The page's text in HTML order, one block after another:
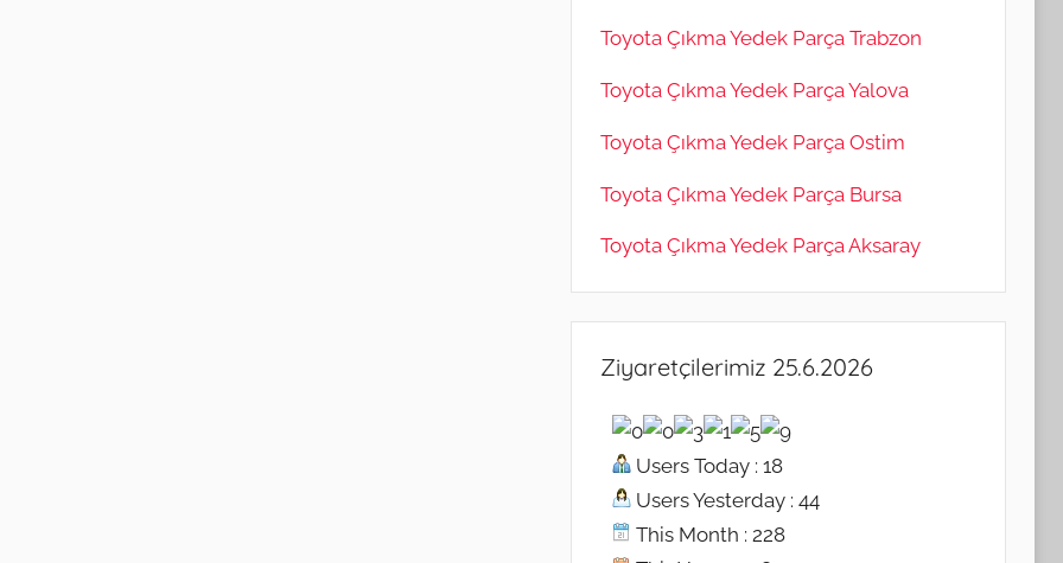
Toyota Çıkma Yedek Parça Trabzon
Toyota Çıkma Yedek Parça Yalova
Toyota Çıkma Yedek Parça Ostim
Toyota Çıkma Yedek Parça Bursa
Toyota Çıkma Yedek Parça Aksaray
Ziyaretçilerimiz 25.6.2026
Users Today : 18
Users Yesterday : 44
This Month : 228